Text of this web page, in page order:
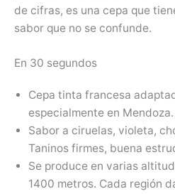
de cifras, es una cepa que
sabor que no se confunde.
En 30 segundos
Cepa tinta francesa
especialmente en Mendoza.
Sabor a ciruelas, violeta,
Taninos firmes, buena
Se produce en varias
1400 metros. Cada región